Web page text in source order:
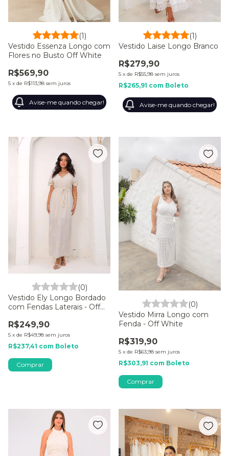
(1)
Vestido Essenza Longo com
Flores no Busto Off White
R$569,90
5 x de R$113,98 sem juros
Avise-me quando chegar!
(1)
Vestido Laise Longo Branco
R$279,90
5 x de R$55,98 sem juros
R$265,91 com Boleto
Avise-me quando chegar!
(0)
Vestido Ely Longo Bordado
com Fendas Laterais - Off
R$249,90
5 x de R$49,98 sem juros
R$237,41 com Boleto
Comprar
(0)
Vestido Mirra Longo com
Fenda - Off White
R$319,90
5 x de R$63,98 sem juros
R$303,91 com Boleto
Comprar